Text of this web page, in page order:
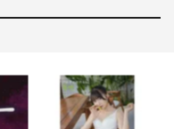
ューガーとこれから先
みです」と。
い思いを何回もさせて
研究員をどうしようも